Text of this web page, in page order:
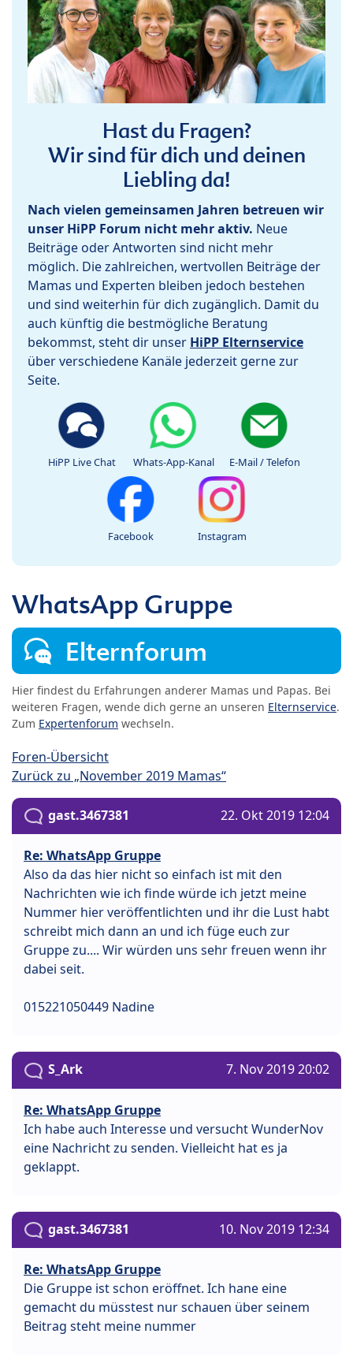
Hast du Fragen?
Wir sind für dich und deinen
Liebling da!
Nach vielen gemeinsamen Jahren betreuen wir
unser HiPP Forum nicht mehr aktiv. Neue
Beiträge oder Antworten sind nicht mehr
möglich. Die zahlreichen, wertvollen Beiträge der
Mamas und Experten bleiben jedoch bestehen
und sind weiterhin für dich zugänglich. Damit du
auch künftig die bestmögliche Beratung
bekommst, steht dir unser HiPP Elternservice
über verschiedene Kanäle jederzeit gerne zur
Seite.
HiPP Live Chat Whats-App-Kanal E-Mail / Telefon
Facebook Instagram
WhatsApp Gruppe
Elternforum
Hier findest du Erfahrungen anderer Mamas und Papas. Bei
weiteren Fragen, wende dich gerne an unseren Elternservice.
Zum Expertenforum wechseln.
Foren-Übersicht
Zurück zu „November 2019 Mamas“
gast.3467381 22. Okt 2019 12:04
Re: WhatsApp Gruppe
Also da das hier nicht so einfach ist mit den
Nachrichten wie ich finde würde ich jetzt meine
Nummer hier veröffentlichten und ihr die Lust habt
schreibt mich dann an und ich füge euch zur
Gruppe zu.... Wir würden uns sehr freuen wenn ihr
dabei seit.
015221050449 Nadine
S_Ark 7. Nov 2019 20:02
Re: WhatsApp Gruppe
Ich habe auch Interesse und versucht WunderNov
eine Nachricht zu senden. Vielleicht hat es ja
geklappt.
gast.3467381 10. Nov 2019 12:34
Re: WhatsApp Gruppe
Die Gruppe ist schon eröffnet. Ich hane eine
gemacht du müsstest nur schauen über seinem
Beitrag steht meine nummer